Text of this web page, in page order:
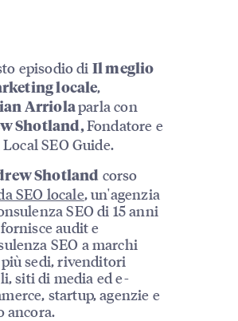
episodio di Il meglio
locale,
Arriolaparla con
Shotland,Fondatore e
SEO Guide.
Shotland corso
SEO locale, un'agenzia
SEO di 15 anni
audit e
SEO a marchi
sedi, rivenditori
siti di media ed e-
startup, agenzie e
ancora.